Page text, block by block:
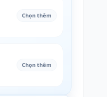
Chọn thêm
Chọn thêm